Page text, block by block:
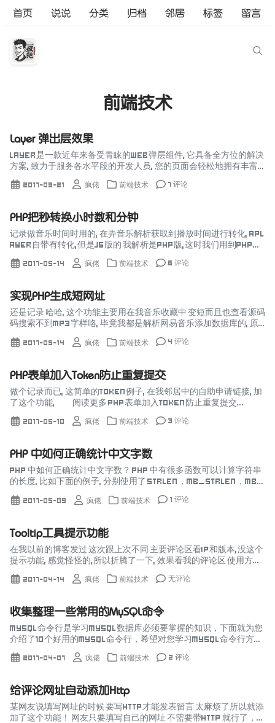
首页 说说 分类 归档 邻居 标签 留言
前端技术
Layer 弹出层效果
Layer是一款近年来备受青睐的web弹层组件, 它具备全方位的解决
方案, 致力于服务各水平段的开发人员, 您的页面会轻松地拥有丰富
友好的操作体验, 只依赖于jQuery提供了多种的弹出层选择, 对i...
2017-05-21 疯佬 前端技术 7 评论
PHP把秒转换小时数和分钟
记录做音乐时间时用的, 在弄音乐解析获取到播放时间进行转化, Apl
ayer自带有转化,但是JS版的 我解析是PHP版,这时我们用到PHP版
的 代码 function secsToS...
2017-05-14 疯佬 前端技术 6 评论
实现PHP生成短网址
还是记录 哈哈, 这个功能主要用在我音乐收藏中 变短而且也查看源码
码搜索不到mp3字样咯, 毕竟我都是解析网易音乐添加数据库的, 原
理 短网址的实现原理就是有一个数据表会配置文件将短网址和实际
网址...2017-05-14 疯佬 前端技术 4 评论
PHP表单加入Token防止重复提交
做个记录而已, 这简单的Token例子, 在我邻居中的自助申请链接, 加
了这个功能, 阅读更多 PHP表单加入Token防止重复提交...
2017-05-10 疯佬 前端技术 3 评论
PHP 中如何正确统计中文字数
PHP 中如何正确统计中文字数？ PHP 中有很多函数可以计算字符串
的长度, 比如下面的例子, 分别使用了 strlen，mb_strlen，mb_
2017-05-09 疯佬 前端技术 1 评论
Tooltip工具提示功能
在我以前的博客发过 这次跟上次不同 主要评论区看IP和版本,没这个
提示功能, 感觉怪怪的,所以折腾了一下, 效果看我的评论区 使用方法
使用比较绿色的做法, 提示工具的样式使用CSS自定义, jQ...
2017-04-14 疯佬 前端技术 无评论
收集整理一些常用的MySQL命令
MySQL命令行是学习MySQL数据库必须要掌握的知识，下面就为您
介绍了10个好用的MySQL命令行，希望对您学习MySQL命令行方面
2017-04-07 疯佬 前端技术 2 评论
给评论网址自动添加Http
某网友说填写网址的时候 要写http才能发表留言 太麻烦了所以就添
加了这个功能！ 网友只要填写自己的网址 不需要带http 就行了，它